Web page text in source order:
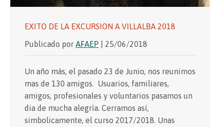
EXITO DE LA EXCURSION A VILLALBA 2018
Publicado por AFAEP | 25/06/2018
Un año más, el pasado 23 de Junio, nos reunimos
mas de 130 amigos. Usuarios, familiares,
amigos, profesionales y voluntarios pasamos un
dia de mucha alegría. Cerramos así,
simbolicamente, el curso 2017/2018. Unas